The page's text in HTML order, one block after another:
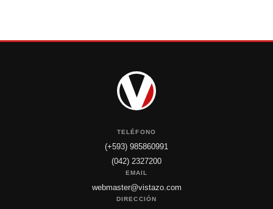
TELÉFONO
(+593) 985860991
(042) 2327200
EMAIL
webmaster@vistazo.com
DIRECCIÓN